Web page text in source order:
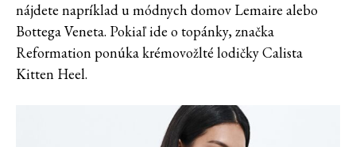
nájdete napríklad u módnych domov Lemaire alebo
Bottega Veneta. Pokiaľ ide o topánky, značka
Reformation ponúka krémovožlté lodičky Calista
Kitten Heel.